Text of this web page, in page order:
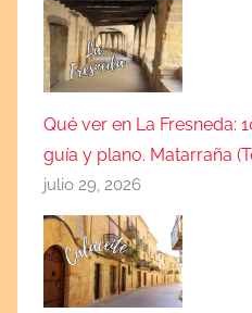
Qué ver en La Fresneda:
guía y plano. Matarraña
julio 29, 2026